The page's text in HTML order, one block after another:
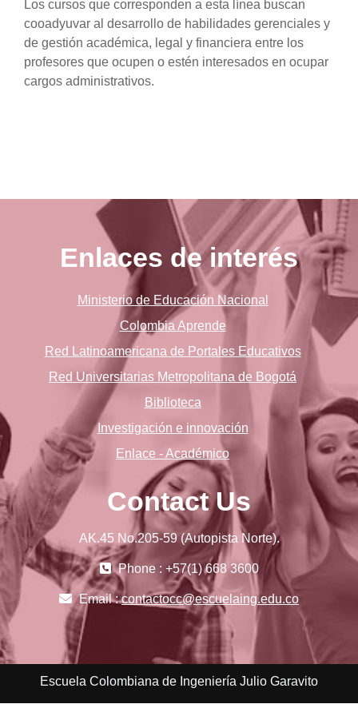
Los cursos que corresponden a esta línea buscan
cooadyuvar al desarrollo de habilidades gerenciales y
de gestión académica, legal y financiera entre los
profesores que ocupen o estén interesados en ocupar
cargos administrativos.
Enlaces de interés
Ministerio de Educación Nacional
Colombia Aprende
Red Latinoamericana de Portales Educativos
Red Universitarias Metropolitana de Bogotá
Biblioteca
Investigación e innovación
Enlace - Académico
Contact Us
AK.45 No.205-59 (Autopista Norte).
Phone : +57(1) 668 3600
Email :contactocc@escuelaing.edu.co
Escuela Colombiana de Ingeniería Julio Garavito